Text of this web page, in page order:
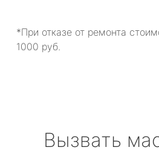
*При отказе от ремонта
1000 руб.
Вызвать